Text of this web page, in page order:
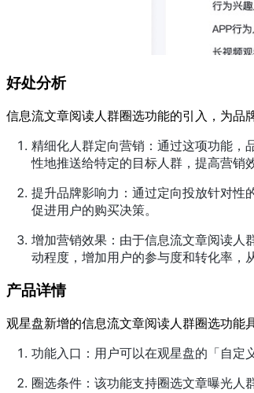
好处分析
信息流文章阅读人群圈选功能的引入，为品
精细化人群定向营销：通过这项功能，
性地推送给特定的目标人群，提高营销效
提升品牌影响力：通过定向投放针对性
促进用户的购买决策。
增加营销效果：由于信息流文章阅读人
动程度，增加用户的参与度和转化率，
产品详情
观星盘新增的信息流文章阅读人群圈选功能
功能入口：用户可以在观星盘的「自定
圈选条件：该功能支持圈选文章曝光人